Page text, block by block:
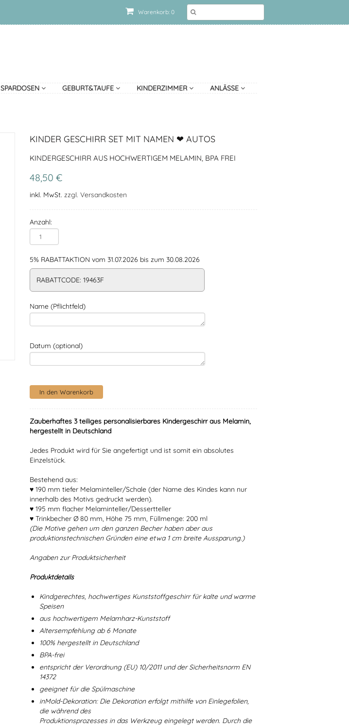
Warenkorb: 0
SPARDOSEN GEBURT&TAUFE KINDERZIMMER ANLÄSSE
KINDER GESCHIRR SET MIT NAMEN ❤ AUTOS
KINDERGESCHIRR AUS HOCHWERTIGEM MELAMIN, BPA FREI
48,50 €
inkl. MwSt. zzgl. Versandkosten
Anzahl:
5% RABATTAKTION vom 31.07.2026 bis zum 30.08.2026
RABATTCODE: 19463F
Name (Pflichtfeld)
Datum (optional)
Zauberhaftes 3 teiliges personalisierbares Kindergeschirr aus Melamin,
hergestellt in Deutschland
Jedes Produkt wird für Sie angefertigt und ist somit ein absolutes
Einzelstück.
Bestehend aus:
♥ 190 mm tiefer Melaminteller/Schale (der Name des Kindes kann nur
innerhalb des Motivs gedruckt werden).
♥ 195 mm flacher Melaminteller/Dessertteller
♥ Trinkbecher Ø 80 mm, Höhe 75 mm, Füllmenge: 200 ml
(Die Motive gehen um den ganzen Becher haben aber aus
produktionstechnischen Gründen eine etwa 1 cm breite Aussparung.)
Angaben zur Produktsicherheit
Produktdetails
Kindgerechtes, hochwertiges Kunststoffgeschirr für kalte und warme
Speisen
aus hochwertigem Melamharz-Kunststoff
Altersempfehlung ab 6 Monate
100% hergestellt in Deutschland
BPA-frei
entspricht der Verordnung (EU) 10/2011 und der Sicherheitsnorm EN
14372
geeignet für die Spülmaschine
inMold-Dekoration: Die Dekoration erfolgt mithilfe von Einlegefolien,
die während des
Produktionsprozesses in das Werkzeug eingelegt werden. Durch die